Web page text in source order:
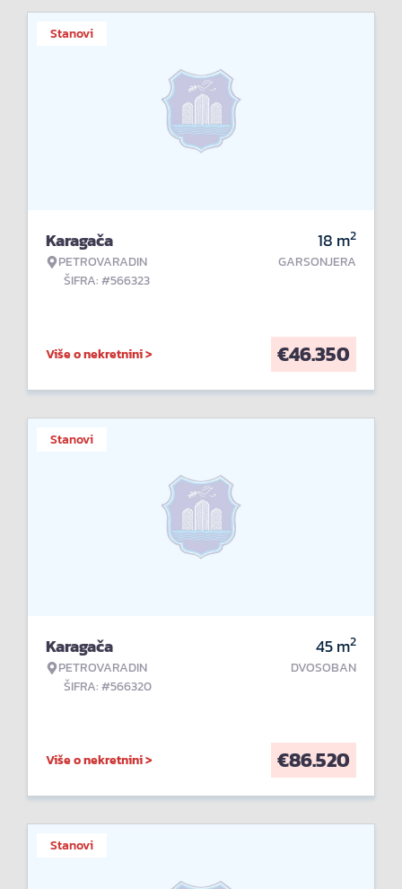
Stanovi
Karagača
PETROVARADIN
ŠIFRA: #566323
18 m2
GARSONJERA
Više o nekretnini > €46.350
Stanovi
Karagača
PETROVARADIN
ŠIFRA: #566320
45m2
DVOSOBAN
Više o nekretnini > €86.520
Stanovi